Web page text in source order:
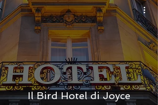
Il Bird Hotel di Joyce